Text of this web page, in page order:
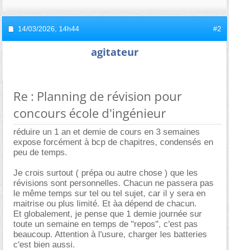
14/03/2026, 14h44 #2
agitateur
Re : Planning de révision pour
concours école d'ingénieur
réduire un 1 an et demie de cours en 3 semaines
expose forcément à bcp de chapitres, condensés en
peu de temps.
Je crois surtout ( prépa ou autre chose ) que les
révisions sont personnelles. Chacun ne passera pas
le même temps sur tel ou tel sujet, car il y sera en
maitrise ou plus limité. Et àa dépend de chacun.
Et globalement, je pense que 1 demie journée sur
toute un semaine en temps de "repos", c'est pas
beaucoup. Attention à l'usure, charger les batteries
c'est bien aussi.